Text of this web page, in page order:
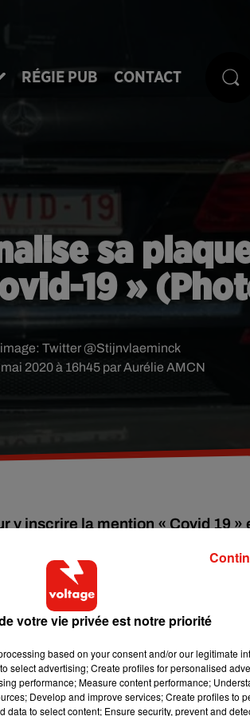
RÉGIE PUB CONTACT
sa
19 »
2020 à 16h45 par Aurélie AMCN
Twitter @Stijnvlaeminck
y inscrire la mention « Covid 19 »
célébrer la fin du confinement :
d’immatriculation des véhicules
avec sa voiture estampillée du nom
propriétaire de la Mercedes « Covid 19 »,
sur les réseaux sociaux où elle a
votre vie privée est notre priorité
based on your consent and/or our legitimate
select advertising; Create profiles for personalised
performance; Measure content performance;
Develop and improve services; Create profiles to
to select content; Ensure security, prevent and